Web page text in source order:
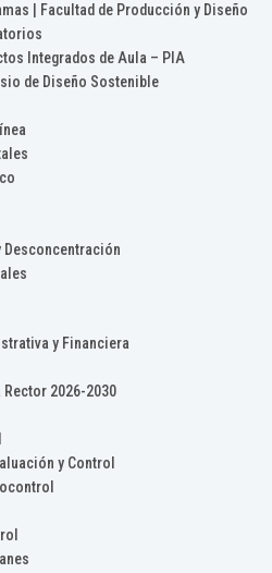
| Facultad de Producción y Diseño
Integrados de Aula – PIA
de Diseño Sostenible
y Financiera
2026-2030
y Control